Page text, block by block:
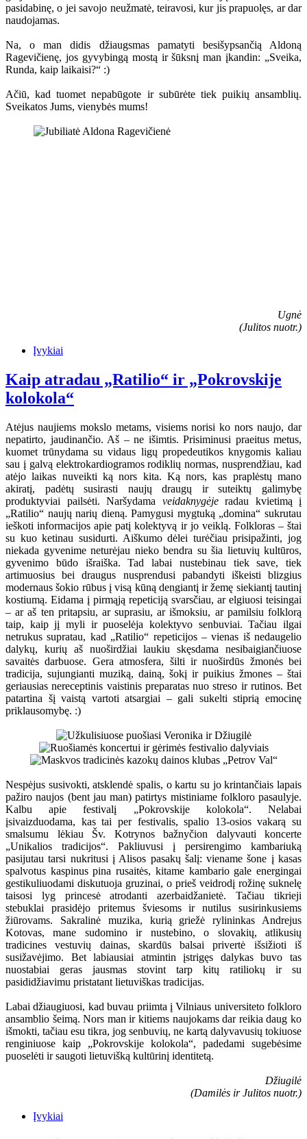
pasidabinę, o jei savojo neužmatė, teiravosi, kur jis prapuolęs, ar dar
naudojamas.
Na, o man didis džiaugsmas pamatyti besišypsančią Aldoną
Ragevičienę, jos gyvybingą mostą ir šūksnį man įkandin: „Sveika,
Runda, kaip laikaisi?“ :)
Ačiū, kad tuomet nepabūgote ir subūrėte tiek puikių ansamblių.
Sveikatos Jums, vienybės mums!
Ugnė
(Julitos nuotr.)
Įvykiai
Kaip atradau „Ratilio“ ir „Pokrovskije
kolokola“
Atėjus naujiems mokslo metams, visiems norisi ko nors naujo, dar
nepatirto, jaudinančio. Aš – ne išimtis. Prisiminusi praeitus metus,
kuomet trūnydama su vidaus ligų propedeutikos knygomis kaliau
sau į galvą elektrokardiogramos rodiklių normas, nusprendžiau, kad
atėjo laikas nuveikti ką nors kita. Ką nors, kas praplėstų mano
akiratį, padėtų susirasti naujų draugų ir suteiktų galimybę
produktyviai pailsėti. Naršydama veidaknygėjeradau kvietimą į
„Ratilio“ naujų narių dieną. Pamygusi mygtuką „domina“ sukrutau
ieškoti informacijos apie patį kolektyvą ir jo veiklą. Folkloras – štai
su kuo ketinau susidurti. Aiškumo dėlei turėčiau prisipažinti, jog
niekada gyvenime neturėjau nieko bendra su šia lietuvių kultūros,
gyvenimo būdo išraiška. Tad labai nustebinau tiek save, tiek
artimuosius bei draugus nusprendusi pabandyti iškeisti blizgius
modernaus šokio rūbus į visą kūną dengiantį ir žemę siekiantį tautinį
kostiumą. Eidama į pirmąją repeticiją svarsčiau, ar elgiuosi teisingai
– ar aš ten pritapsiu, ar suprasiu, ar išmoksiu, ar pamilsiu folklorą
taip, kaip jį myli ir puoselėja kolektyvo senbuviai. Tačiau ilgai
netrukus supratau, kad „Ratilio“ repeticijos – vienas iš nedaugelio
dalykų, kurių aš nuoširdžiai laukiu skęsdama nesibaigiančiuose
savaitės darbuose. Gera atmosfera, šilti ir nuoširdūs žmonės bei
tradicija, sujungianti muziką, dainą, šokį ir puikius žmones – štai
geriausias nereceptinis vaistinis preparatas nuo streso ir rutinos. Bet
patartina šį vaistą vartoti atsargiai – gali sukelti stiprią emocinę
priklausomybę. :)
Nespėjus susivokti, atsklendė spalis, o kartu su jo krintančiais lapais
pažiro naujos (bent jau man) patirtys mistiniame folkloro pasaulyje.
Kalbu apie festivalį „Pokrovskije kolokola“. Nelabai
įsivaizduodama, kas tai per festivalis, spalio 13-osios vakarą su
smalsumu lėkiau Šv. Kotrynos bažnyčion dalyvauti koncerte
„Unikalios tradicijos“. Pakliuvusi į persirengimo kambariuką
pasijutau tarsi nukritusi į Alisos pasakų šalį: viename šone į kasas
spalvotus kaspinus pina rusaitės, kitame kambario gale energingai
gestikuliuodami diskutuoja gruzinai, o prieš veidrodį rožinę suknelę
taisosi lyg princesė atrodanti azerbaidžanietė. Tačiau tikrieji
stebuklai prasidėjo pritemus šviesoms ir nutilus susirinkusiems
žiūrovams. Sakralinė muzika, kurią griežė rylininkas Andrejus
Kotovas, mane sudomino ir nustebino, o slovakių, atlikusių
tradicines vestuvių dainas, skardūs balsai privertė išsižioti iš
susižavėjimo. Bet labiausiai atmintin įstrigęs dalykas buvo tas
nuostabiai geras jausmas stovint tarp kitų ratiliokų ir su
pasididžiavimu pristatant lietuviškas tradicijas.
Labai džiaugiuosi, kad buvau priimta į Vilniaus universiteto folkloro
ansamblio šeimą. Nors man ir kitiems naujokams dar reikia daug ko
išmokti, tačiau esu tikra, jog senbuvių, ne kartą dalyvavusių tokiuose
renginiuose kaip „Pokrovskije kolokola“, padedami sugebėsime
puoselėti ir saugoti lietuvišką kultūrinį identitetą.
Džiugilė
(Damilės ir Julitos nuotr.)
Įvykiai